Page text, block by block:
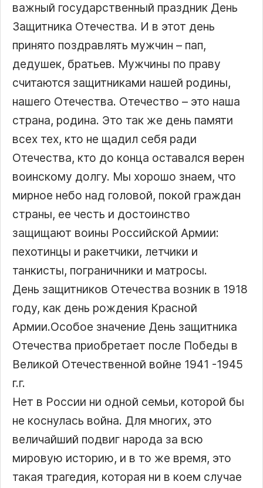
важный государственный праздник День
Защитника Отечества. И в этот день
принято поздравлять мужчин – пап,
дедушек, братьев. Мужчины по праву
считаются защитниками нашей родины,
нашего Отечества. Отечество – это наша
страна, родина. Это так же день памяти
всех тех, кто не щадил себя ради
Отечества, кто до конца оставался верен
воинскому долгу. Мы хорошо знаем, что
мирное небо над головой, покой граждан
страны, ее честь и достоинство
защищают воины Российской Армии:
пехотинцы и ракетчики, летчики и
танкисты, пограничники и матросы.
День защитников Отечества возник в 1918
году, как день рождения Красной
Армии.Особое значение День защитника
Отечества приобретает после Победы в
Великой Отечественной войне 1941 -1945
г.г.
Нет в России ни одной семьи, которой бы
не коснулась война. Для многих, это
величайший подвиг народа за всю
мировую историю, и в то же время, это
такая трагедия, которая ни в коем случае